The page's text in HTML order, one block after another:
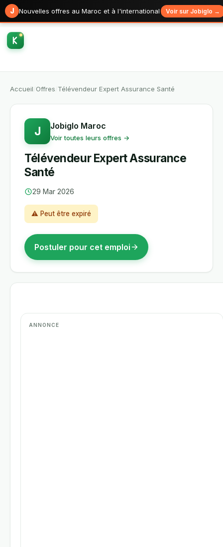
J Nouvelles offres au Maroc et à l'international Voir sur Jobiglo →
Accueil Offres Télévendeur Expert Assurance Santé
J Jobiglo Maroc
Voir toutes leurs offres →
Télévendeur Expert Assurance
Santé
29 Mar 2026
⚠ Peut être expiré
Postuler pour cet emploi